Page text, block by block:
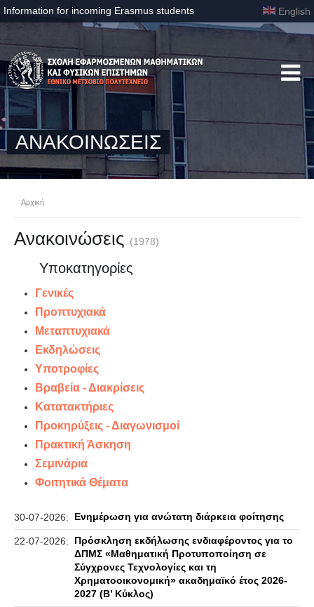
Information for incoming Erasmus students English
ΑΝΑΚΟΙΝΩΣΕΙΣ
Αρχική
Ανακοινώσεις (1978)
Υποκατηγορίες
Γενικές
Προπτυχιακά
Μεταπτυχιακά
Εκδηλώσεις
Υποτροφίες
Βραβεία - Διακρίσεις
Κατατακτήριες
Προκηρύξεις - Διαγωνισμοί
Πρακτική Άσκηση
Σεμινάρια
Φοιτητικά Θέματα
30-07-2026: Ενημέρωση για ανώτατη διάρκεια φοίτησης
22-07-2026:
Πρόσκληση εκδήλωσης ενδιαφέροντος για το
ΔΠΜΣ «Μαθηματική Προτυποποίηση σε
Σύγχρονες Τεχνολογίες και τη
Χρηματοοικονομική» ακαδημαϊκό έτος 2026-
2027 (B’ Kύκλος)